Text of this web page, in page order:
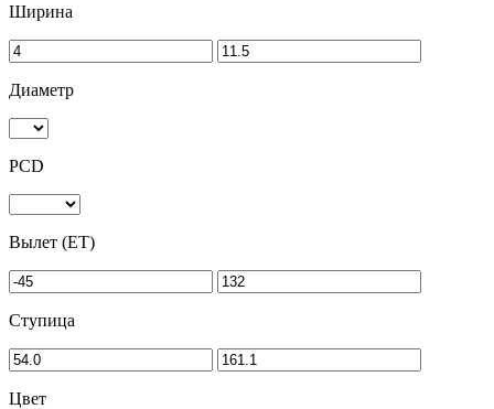
Ширина
Диаметр
PCD
Вылет (ET)
Ступица
Цвет